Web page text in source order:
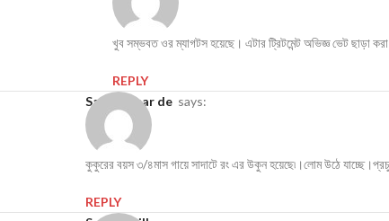
খুব সম্ভবত ওর ম্যাগটস হয়েছে। এটার ট্রিটমেন্ট অভিজ্ঞ ভেট ছাড়া
REPLY
Sajal kumar de says:
কুকুরের বয়স ৩/৪মাস গায়ে সাদাটে রং এর উকুন হয়েছে৷।লোম উঠে
REPLY